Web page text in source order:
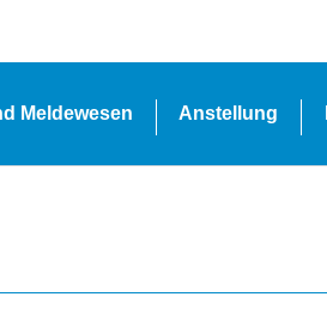
Meldewesen Anstellung